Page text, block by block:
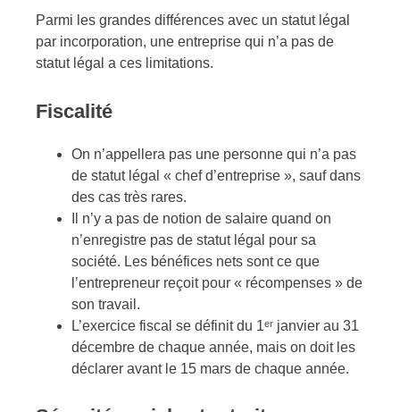
Parmi les grandes différences avec un statut légal
par incorporation, une entreprise qui n’a pas de
statut légal a ces limitations.
Fiscalité
On n’appellera pas une personne qui n’a pas
de statut légal « chef d’entreprise », sauf dans
des cas très rares.
Il n’y a pas de notion de salaire quand on
n’enregistre pas de statut légal pour sa
société. Les bénéfices nets sont ce que
l’entrepreneur reçoit pour « récompenses » de
son travail.
L’exercice fiscal se définit du 1ᵉʳ janvier au 31
décembre de chaque année, mais on doit les
déclarer avant le 15 mars de chaque année.